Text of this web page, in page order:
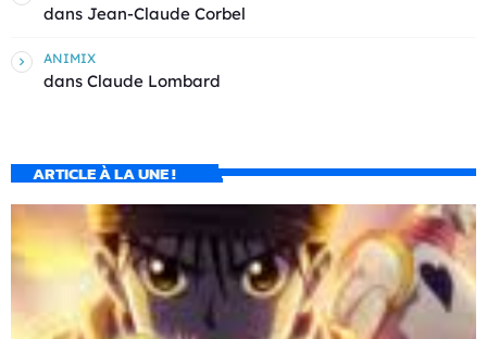
dans Jean-Claude Corbel
ANIMIX
dans Claude Lombard
ARTICLE À LA UNE !